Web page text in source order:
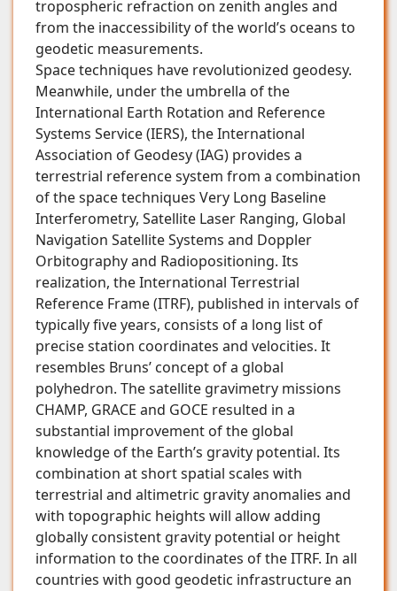
tropospheric refraction on zenith angles and
from the inaccessibility of the world’s oceans to
geodetic measurements.
Space techniques have revolutionized geodesy.
Meanwhile, under the umbrella of the
International Earth Rotation and Reference
Systems Service (IERS), the International
Association of Geodesy (IAG) provides a
terrestrial reference system from a combination
of the space techniques Very Long Baseline
Interferometry, Satellite Laser Ranging, Global
Navigation Satellite Systems and Doppler
Orbitography and Radiopositioning. Its
realization, the International Terrestrial
Reference Frame (ITRF), published in intervals of
typically five years, consists of a long list of
precise station coordinates and velocities. It
resembles Bruns’ concept of a global
polyhedron. The satellite gravimetry missions
CHAMP, GRACE and GOCE resulted in a
substantial improvement of the global
knowledge of the Earth’s gravity potential. Its
combination at short spatial scales with
terrestrial and altimetric gravity anomalies and
with topographic heights will allow adding
globally consistent gravity potential or height
information to the coordinates of the ITRF. In all
countries with good geodetic infrastructure an